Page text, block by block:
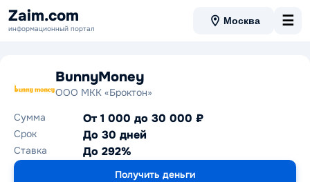
Zaim.com
информационный портал
Москва ☰
BunnyMoney
ООО МКК «Броктон»
Сумма
От 1 000 до 30 000 ₽
Срок До 30 дней
Ставка До 292%
Получить деньги